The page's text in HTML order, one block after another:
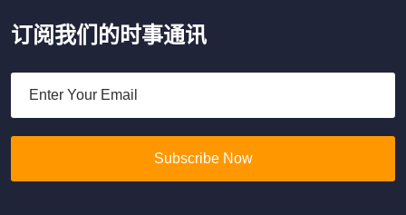
订阅我们的时事通讯
Subscribe Now